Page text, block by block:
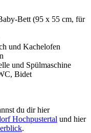
Bett (95 x 55 cm, für
und Kachelofen
und Spülmaschine
Bidet
du dir hier
Hochpustertal und hier
.